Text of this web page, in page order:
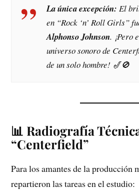
La única excepción: El
en “Rock ‘n’ Roll Girls”
Alphonso Johnson. ¡Pero
universo sonoro de
de un solo hombre! 🎷🚫
📊 Radiografía
“Centerfield”
Para los amantes de la producción
repartieron las tareas en el estudio: